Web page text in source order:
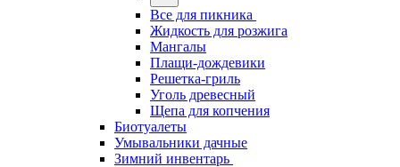
Все для пикника
Жидкость для розжига
Мангалы
Плащи-дождевики
Решетка-гриль
Уголь древесный
Щепа для копчения
Биотуалеты
Умывальники дачные
Зимний инвентарь